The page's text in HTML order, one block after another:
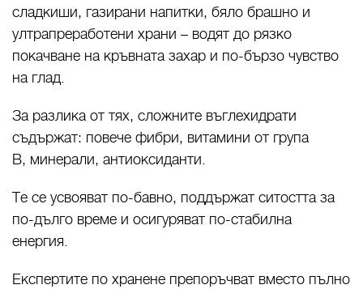
сладкиши, газирани напитки, бяло брашно и
ултрапреработени храни – водят до рязко
покачване на кръвната захар и по-бързо чувство
на глад.
За разлика от тях, сложните въглехидрати
съдържат: повече фибри, витамини от група
B, минерали, антиоксиданти.
Те се усвояват по-бавно, поддържат ситостта за
по-дълго време и осигуряват по-стабилна
енергия.
Експертите по хранене препоръчват вместо пълно